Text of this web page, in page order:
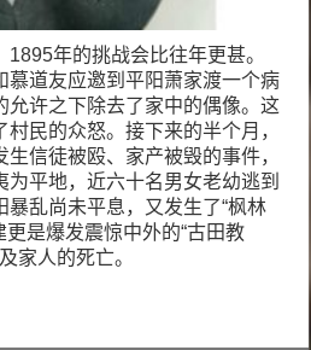
年的挑战会比往年更甚。
慕道友应邀到平阳萧家渡一个病
允许之下除去了家中的偶像。这
民的众怒。接下来的半个月，
信徒被殴、家产被毁的事件，
为平地，近六十名男女老幼逃到
乱尚未平息，又发生了“枫林
是爆发震惊中外的“古田教
家人的死亡。